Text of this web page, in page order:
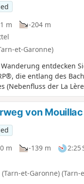
m
-204 m
et-Garonne)
entdecken
die entlang des
(Nebenfluss der La
Weiler Perrière
Steinmauern,
und Saint-
Priorat aus dem 15.
mit Trockenmauer,
Ein Teil der
Unterholz
und der
kleine, ruhige Straßen
von Mouillac
m -139 m
2:25
et-Garonne) (Tarn-